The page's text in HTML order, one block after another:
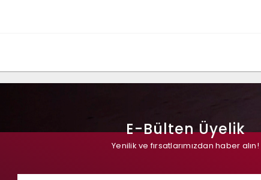
E-Bülten Üyelik
Yenilik ve fırsatlarımızdan haber alın!